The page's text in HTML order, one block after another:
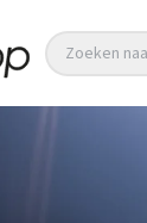
Zoeken